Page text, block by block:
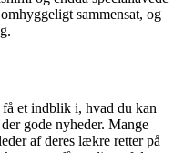
sammensat, og
et indblik i, hvad du kan
gode nyheder. Mange
af deres lækre retter på